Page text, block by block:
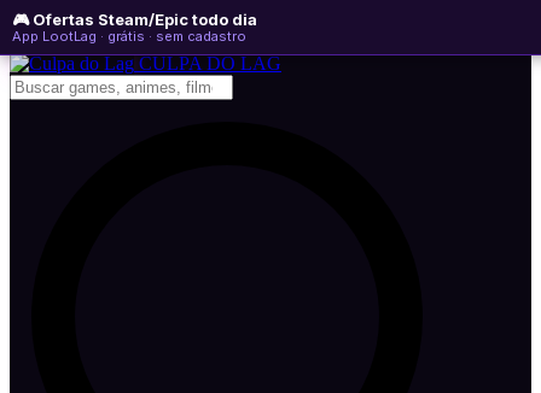
🎮 Ofertas Steam/Epic todo dia
App LootLag · grátis · sem cadastro
domingo, 09 de agosto de 2026 WhatsApp
Newsletter
CULPA DO LAG